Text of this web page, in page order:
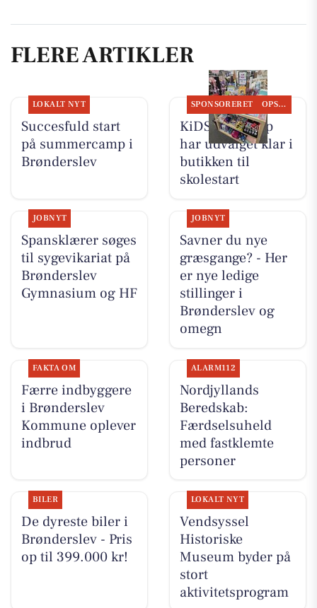
FLERE ARTIKLER
LOKALT NYT
Succesfuld start
på summercamp i
Brønderslev
SPONSORERET OPSLAGSTAVLEN
KiDS Coolshop
har udvalget klar i
butikken til
skolestart
JOBNYT
Spansklærer søges
til sygevikariat på
Brønderslev
Gymnasium og HF
JOBNYT
Savner du nye
græsgange? - Her
er nye ledige
stillinger i
Brønderslev og
omegn
FAKTA OM
Færre indbyggere
i Brønderslev
Kommune oplever
indbrud
ALARM112
Nordjyllands
Beredskab:
Færdselsuheld
med fastklemte
personer
BILER
De dyreste biler i
Brønderslev - Pris
op til 399.000 kr!
LOKALT NYT
Vendsyssel
Historiske
Museum byder på
stort
aktivitetsprogram